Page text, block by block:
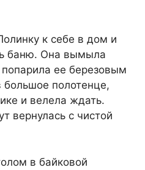
к себе в дом и
баню. Она вымыла
ее березовым
большое полотенце,
и велела ждать.
вернулась с чистой
в байковой